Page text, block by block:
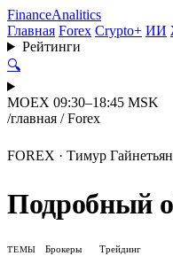
FinanceAnalitics
Главная Forex Crypto+ ИИ
Рейтинги
🔍
MOEX 09:30–18:45 MSK
/главная / Forex
FOREX · Тимур
Подробный
ТЕМЫ Брокеры Трейдинг